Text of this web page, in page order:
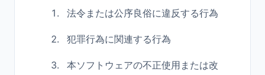
法令または公序良俗に違反する行為
犯罪行為に関連する行為
本ソフトウェアの不正使用または改